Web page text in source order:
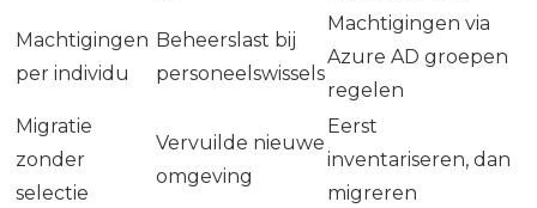
Machtigingen
per individu
Beheerslast bij
personeelswissels
Machtigingen via
Azure AD groepen
regelen
Migratie
zonder
selectie
Vervuilde nieuwe
omgeving
Eerst
inventariseren, dan
migreren